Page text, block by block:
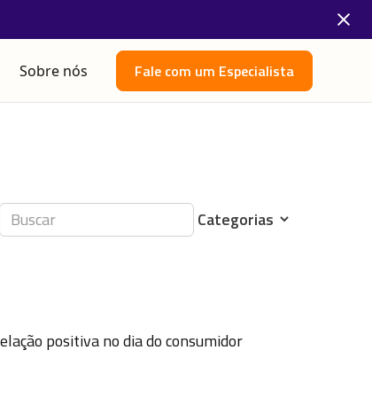
Sobre nós Fale com um Especialista